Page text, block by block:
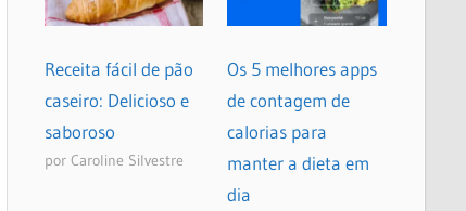
Receita fácil de pão
caseiro: Delicioso e
saboroso
por Caroline Silvestre
Os 5 melhores apps
de contagem de
calorias para
manter a dieta em
dia